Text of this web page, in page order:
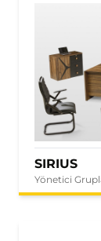
SIRIUS
Yönetici